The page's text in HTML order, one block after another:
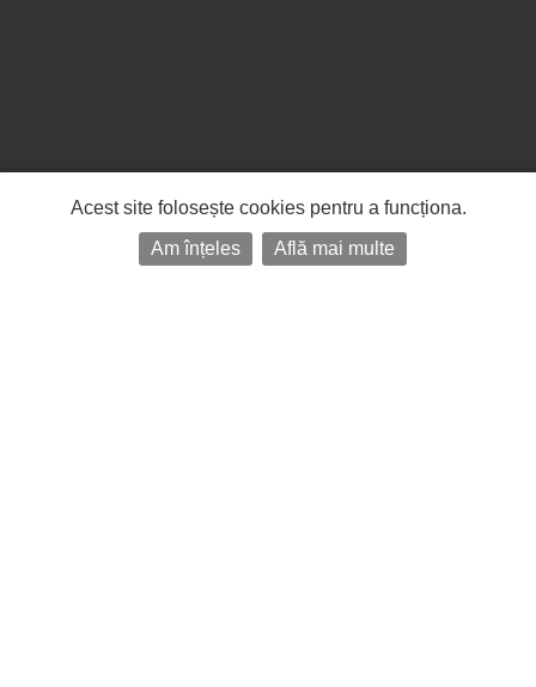
Acest site folosește cookies pentru a funcționa.
Am înțeles
Află mai multe